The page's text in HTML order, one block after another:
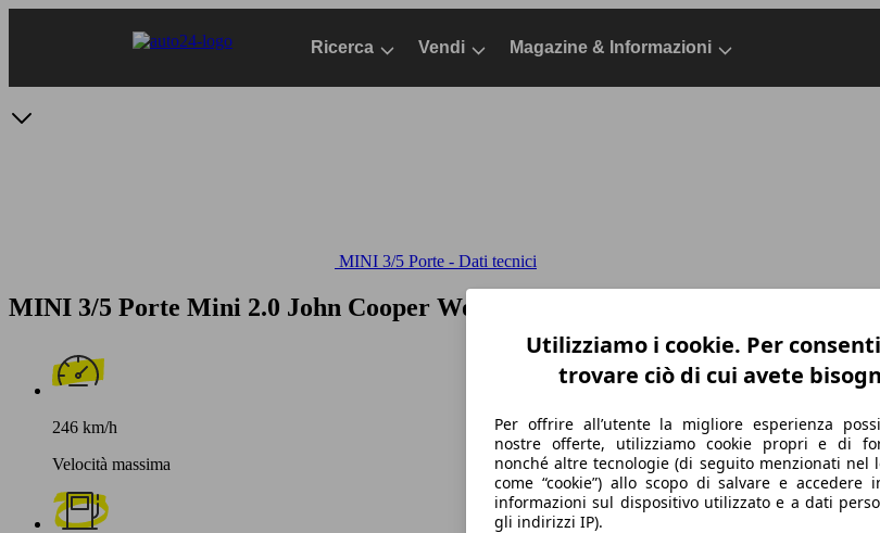
Ricerca Vendi Magazine & Informazioni
MINI 3/5 Porte - Dati tecnici
MINI 3/5 Porte Mini 2.0 John Cooper Works Petrolhead edition 3p Mini
246 km/h
Velocità massima
Utilizziamo i cookie. Per
trovare ciò di cui avete
Per offrire all’utente la migliore esperienza
nostre offerte, utilizziamo cookie propri e di
nonché altre tecnologie (di seguito menzionati nel
come “cookie”) allo scopo di salvare e accedere
informazioni sul dispositivo utilizzato e a dati
gli indirizzi IP).